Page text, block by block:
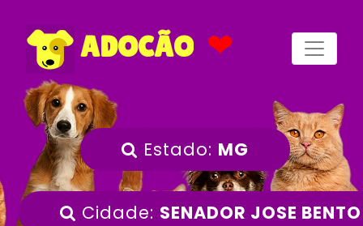
ADOCÃO ❤
Estado: MG
Cidade: SENADOR JOSE BENTO